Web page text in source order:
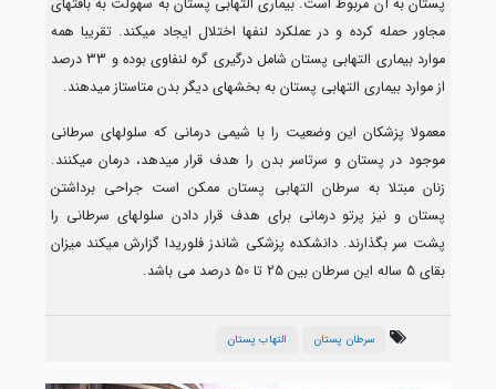
پستان به آن مربوط است. بیماری التهابی پستان به سهولت به بافتهای
مجاور حمله کرده و در عملکرد لنفها اختلال ایجاد میکند. تقریبا همه
موارد بیماری التهابی پستان شامل درگیری گره لنفاوی بوده و 33 درصد
از موارد بیماری التهابی پستان به بخشهای دیگر بدن متاستاز میدهند.
معمولا پزشکان این وضعیت را با شیمی درمانی که سلولهای سرطانی
موجود در پستان و سرتاسر بدن را هدف قرار میدهد، درمان میکنند.
زنان مبتلا به سرطان التهابی پستان ممکن است جراحی برداشتن
پستان و نیز پرتو درمانی برای هدف قرار دادن سلولهای سرطانی را
پشت سر بگذارند. دانشکده پزشکی شاندز فلوریدا گزارش میکند میزان
بقای 5 ساله این سرطان بین 25 تا 50 درصد می باشد.
سرطان پستان التهاب پستان